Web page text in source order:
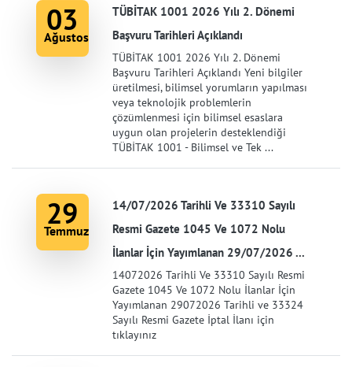
03
Ağustos
TÜBİTAK 1001 2026 Yılı 2. Dönemi
Başvuru Tarihleri Açıklandı
TÜBİTAK 1001 2026 Yılı 2. Dönemi
Başvuru Tarihleri Açıklandı Yeni bilgiler
üretilmesi, bilimsel yorumların yapılması
veya teknolojik problemlerin
çözümlenmesi için bilimsel esaslara
uygun olan projelerin desteklendiği
TÜBİTAK 1001 - Bilimsel ve Tek ...
29
Temmuz
14/07/2026 Tarihli Ve 33310 Sayılı
Resmi Gazete 1045 Ve 1072 Nolu
İlanlar İçin Yayımlanan 29/07/2026 ...
14072026 Tarihli Ve 33310 Sayılı Resmi
Gazete 1045 Ve 1072 Nolu İlanlar İçin
Yayımlanan 29072026 Tarihli ve 33324
Sayılı Resmi Gazete İptal İlanı için
tıklayınız